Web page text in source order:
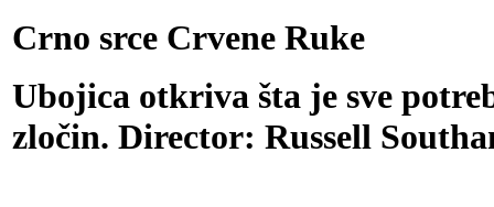
Crno srce Crvene Ruke
Ubojica otkriva šta je sve
zločin. Director: Russell